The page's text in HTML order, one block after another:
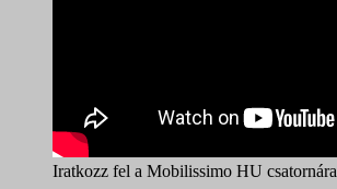
Iratkozz fel a Mobilissimo HU csatornára